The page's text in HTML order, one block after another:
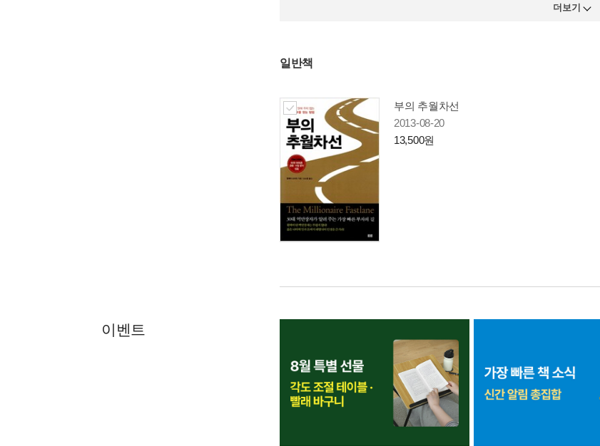
더보기
일반책
부의 추월차선
2013-08-20
13,500원
이벤트